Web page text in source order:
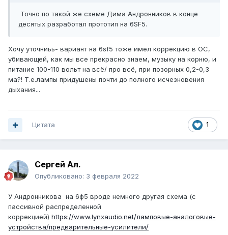
Точно по такой же схеме Дима Андронников в конце
десятых разработал прототип на 6SF5.
Хочу уточниьь- вариант на 6sf5 тоже имел коррекцию в ОС,
убивающей, как мы все прекрасно знаем, музыку на корню, и
питание 100-110 вольт на всё/ про всё, при позорных 0,2-0,3
ма?! Т.е.лампы придушены почти до полного исчезновения
дыхания...
1
Цитата
Сергей Ал.
Опубликовано: 3 февраля 2022
У Андронникова на 6ф5 вроде немного другая схема (с
пассивной распределенной
коррекцией) https://www.lynxaudio.net/ламповые-аналоговые-
устройства/предварительные-усилители/